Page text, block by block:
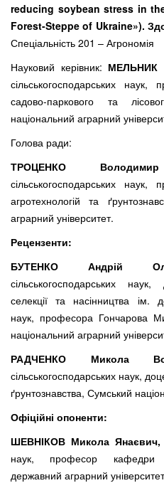
reducing soybean stress in
Forest-Steppe of Ukraine»).
Спеціальність 201 – Агрономія
Науковий керівник: МЕЛЬНИК
сільськогосподарських
садово-паркового та
національний аграрний
Голова ради:
ТРОЦЕНКО
сільськогосподарських
агротехнологій та
аграрний університет.
Рецензенти:
БУТЕНКО Андрій
сільськогосподарських
селекції та насінництва ім.
наук, професора Гончарова
національний аграрний
РАДЧЕНКО Микола
сільськогосподарських наук,
ґрунтознавства, Сумський
Офіційні опоненти:
ШЕВНІКОВ Микола Янаєвич,
наук, професор кафедри
державний аграрний